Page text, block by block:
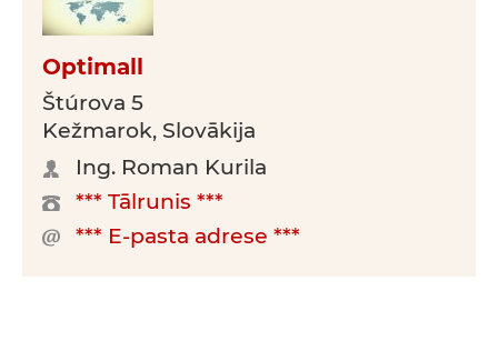
Optimall
Štúrova 5
Kežmarok, Slovākija
Ing. Roman Kurila
*** Tālrunis ***
*** E-pasta adrese ***